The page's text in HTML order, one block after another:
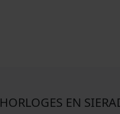
HORLOGES EN